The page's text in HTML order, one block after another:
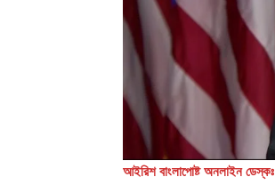
আইরিশ বাংলাপোষ্ট অনলাইন ডেস্কঃ